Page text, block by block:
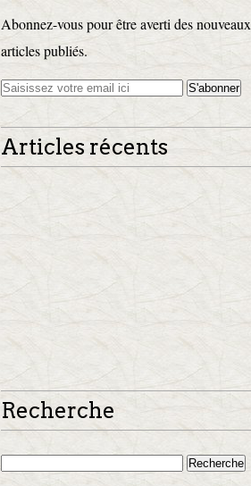
Abonnez-vous pour être averti des nouveaux
articles publiés.
Articles récents
Recherche